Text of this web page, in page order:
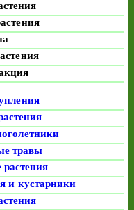
травы
растения
и кустарники